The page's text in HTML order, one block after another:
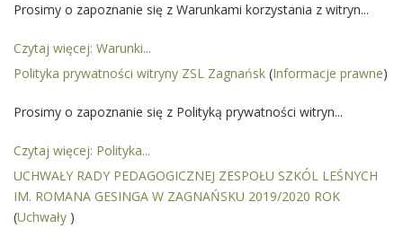
Prosimy o zapoznanie się z Warunkami korzystania z witryn...
Czytaj więcej: Warunki...
Polityka prywatności witryny ZSL Zagnańsk (Informacje prawne)
Prosimy o zapoznanie się z Polityką prywatności witryn...
Czytaj więcej: Polityka...
UCHWAŁY RADY PEDAGOGICZNEJ ZESPOŁU SZKÓL LEŚNYCH
IM. ROMANA GESINGA W ZAGNAŃSKU 2019/2020 ROK
(Uchwały )